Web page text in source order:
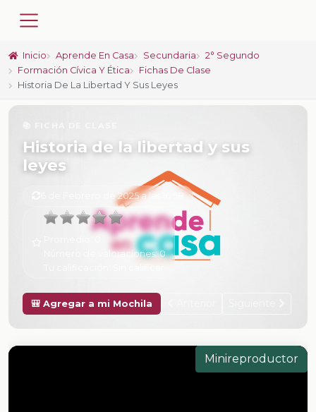
Inicio Aprende En Casa Secundaria
2° Segundo
Formación Cívica Y Ética
Fichas De Clase
Historia De La Libertad Y Sus Leyes
Historia de la libertad y sus
leyes
6 de Febrero de 2025 a las 16:58
Número de valoraciones:0
🎒 Agregar a mi Mochila
Minireproductor